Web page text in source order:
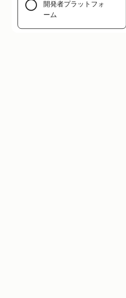
開発者プラットフォ
ーム